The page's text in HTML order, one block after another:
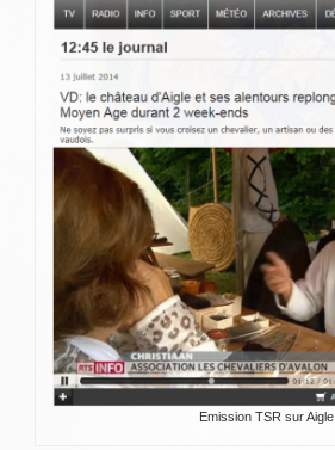
L’abbaye de Tintern
TUTORIELS
Braies non cousues
Coiffe pour dames
Fabrication de pinceaux
Liens utiles
Liens des amis Emission TSR sur Aigle